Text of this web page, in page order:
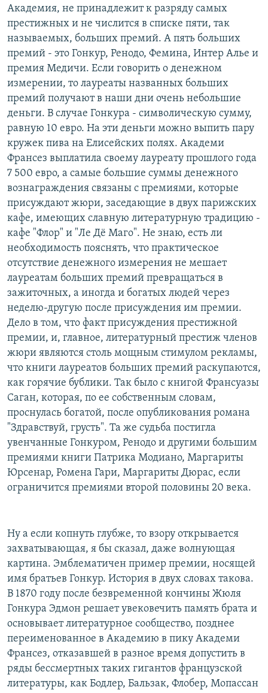
Академия, не принадлежит к разряду самых
престижных и не числится в списке пяти, так
называемых, больших премий. А пять больших
премий - это Гонкур, Ренодо, Фемина, Интер Алье и
премия Медичи. Если говорить о денежном
измерении, то лауреаты названных больших
премий получают в наши дни очень небольшие
деньги. В случае Гонкура - символическую сумму,
равную 10 евро. На эти деньги можно выпить пару
кружек пива на Елисейских полях. Академи
Франсез выплатила своему лауреату прошлого года
7 500 евро, а самые большие суммы денежного
вознаграждения связаны с премиями, которые
присуждают жюри, заседающие в двух парижских
кафе, имеющих славную литературную традицию -
кафе "Флор" и "Ле Дё Маго". Не знаю, есть ли
необходимость пояснять, что практическое
отсутствие денежного измерения не мешает
лауреатам больших премий превращаться в
зажиточных, а иногда и богатых людей через
неделю-другую после присуждения им премии.
Дело в том, что факт присуждения престижной
премии, и, главное, литературный престиж членов
жюри являются столь мощным стимулом рекламы,
что книги лауреатов больших премий раскупаются,
как горячие бублики. Так было с книгой Франсуазы
Саган, которая, по ее собственным словам,
проснулась богатой, после опубликования романа
"Здравствуй, грусть". Та же судьба постигла
увенчанные Гонкуром, Ренодо и другими большим
премиями книги Патрика Модиано, Маргариты
Юрсенар, Ромена Гари, Маргариты Дюрас, если
ограничится премиями второй половины 20 века.
Ну а если копнуть глубже, то взору открывается
захватывающая, я бы сказал, даже волнующая
картина. Эмблематичен пример премии, носящей
имя братьев Гонкур. История в двух словах такова.
В 1870 году после безвременной кончины Жюля
Гонкура Эдмон решает увековечить память брата и
основывает литературное сообщество, позднее
переименованное в Академию в пику Академи
Франсез, отказавшей в разное время допустить в
ряды бессмертных таких гигантов французской
литературы, как Бодлер, Бальзак, Флобер, Мопассан